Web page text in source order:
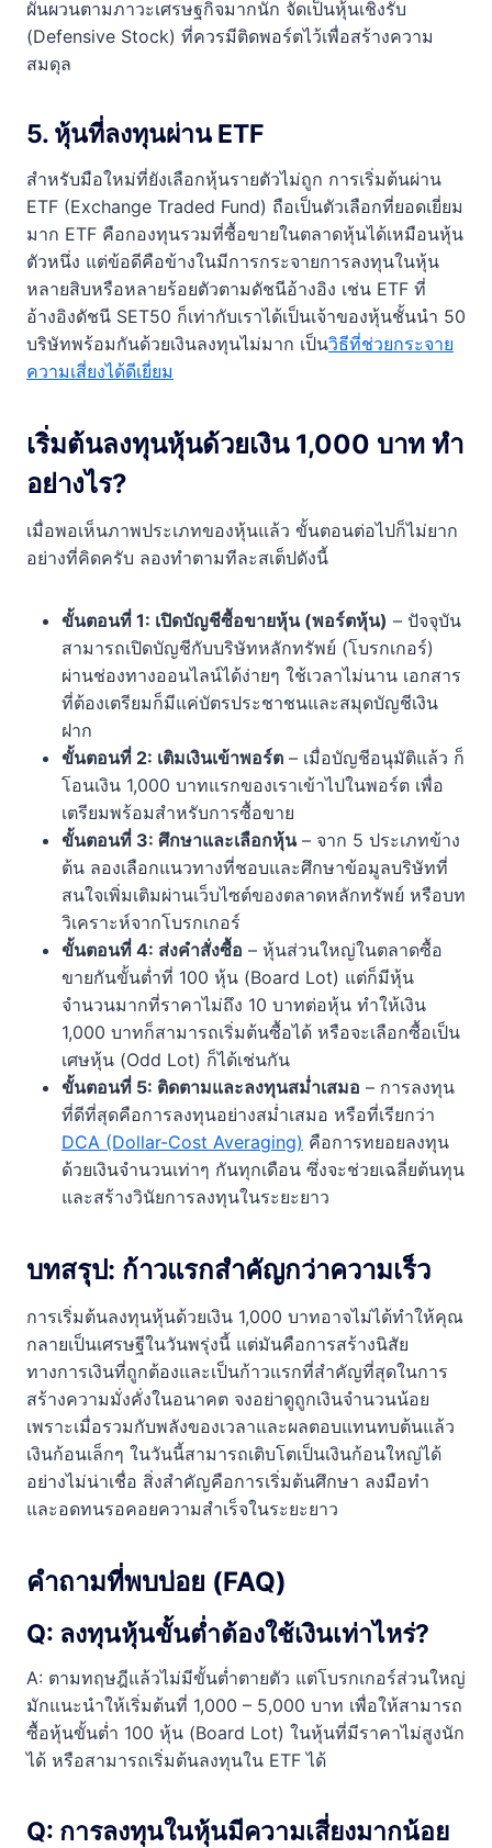
ผันผวนตามภาวะเศรษฐกิจมากนัก จัดเป็นหุ้นเชิงรับ
(Defensive Stock) ที่ควรมีติดพอร์ตไว้เพื่อสร้างความ
สมดุล
5. หุ้นที่ลงทุนผ่าน ETF
สำหรับมือใหม่ที่ยังเลือกหุ้นรายตัวไม่ถูก การเริ่มต้นผ่าน
ETF (Exchange Traded Fund) ถือเป็นตัวเลือกที่ยอดเยี่ยม
มาก ETF คือกองทุนรวมที่ซื้อขายในตลาดหุ้นได้เหมือนหุ้น
ตัวหนึ่ง แต่ข้อดีคือข้างในมีการกระจายการลงทุนในหุ้น
หลายสิบหรือหลายร้อยตัวตามดัชนีอ้างอิง เช่น ETF ที่
อ้างอิงดัชนี SET50 ก็เท่ากับเราได้เป็นเจ้าของหุ้นชั้นนำ 50
บริษัทพร้อมกันด้วยเงินลงทุนไม่มาก เป็นวิธีที่ช่วยกระจาย
ความเสี่ยงได้ดีเยี่ยม
เริ่มต้นลงทุนหุ้นด้วยเงิน 1,000 บาท ทำ
อย่างไร?
เมื่อพอเห็นภาพประเภทของหุ้นแล้ว ขั้นตอนต่อไปก็ไม่ยาก
อย่างที่คิดครับ ลองทำตามทีละสเต็ปดังนี้
ขั้นตอนที่ 1: เปิดบัญชีซื้อขายหุ้น (พอร์ตหุ้น) – ปัจจุบัน
สามารถเปิดบัญชีกับบริษัทหลักทรัพย์ (โบรกเกอร์)
ผ่านช่องทางออนไลน์ได้ง่ายๆ ใช้เวลาไม่นาน เอกสาร
ที่ต้องเตรียมก็มีแค่บัตรประชาชนและสมุดบัญชีเงิน
ฝาก
ขั้นตอนที่ 2: เติมเงินเข้าพอร์ต – เมื่อบัญชีอนุมัติแล้ว ก็
โอนเงิน 1,000 บาทแรกของเราเข้าไปในพอร์ต เพื่อ
เตรียมพร้อมสำหรับการซื้อขาย
ขั้นตอนที่ 3: ศึกษาและเลือกหุ้น– จาก 5 ประเภทข้าง
ต้น ลองเลือกแนวทางที่ชอบและศึกษาข้อมูลบริษัทที่
สนใจเพิ่มเติมผ่านเว็บไซต์ของตลาดหลักทรัพย์ หรือบท
วิเคราะห์จากโบรกเกอร์
ขั้นตอนที่ 4: ส่งคำสั่งซื้อ – หุ้นส่วนใหญ่ในตลาดซื้อ
ขายกันขั้นต่ำที่ 100 หุ้น (Board Lot) แต่ก็มีหุ้น
จำนวนมากที่ราคาไม่ถึง 10 บาทต่อหุ้น ทำให้เงิน
1,000 บาทก็สามารถเริ่มต้นซื้อได้ หรือจะเลือกซื้อเป็น
เศษหุ้น (Odd Lot) ก็ได้เช่นกัน
ขั้นตอนที่ 5: ติดตามและลงทุนสม่ำเสมอ – การลงทุน
ที่ดีที่สุดคือการลงทุนอย่างสม่ำเสมอ หรือที่เรียกว่า
DCA (Dollar-Cost Averaging) คือการทยอยลงทุน
ด้วยเงินจำนวนเท่าๆ กันทุกเดือน ซึ่งจะช่วยเฉลี่ยต้นทุน
และสร้างวินัยการลงทุนในระยะยาว
บทสรุป: ก้าวแรกสำคัญกว่าความเร็ว
การเริ่มต้นลงทุนหุ้นด้วยเงิน 1,000 บาทอาจไม่ได้ทำให้คุณ
กลายเป็นเศรษฐีในวันพรุ่งนี้ แต่มันคือการสร้างนิสัย
ทางการเงินที่ถูกต้องและเป็นก้าวแรกที่สำคัญที่สุดในการ
สร้างความมั่งคั่งในอนาคต จงอย่าดูถูกเงินจำนวนน้อย
เพราะเมื่อรวมกับพลังของเวลาและผลตอบแทนทบต้นแล้ว
เงินก้อนเล็กๆ ในวันนี้สามารถเติบโตเป็นเงินก้อนใหญ่ได้
อย่างไม่น่าเชื่อ สิ่งสำคัญคือการเริ่มต้นศึกษา ลงมือทำ
และอดทนรอคอยความสำเร็จในระยะยาว
คำถามที่พบบ่อย (FAQ)
Q: ลงทุนหุ้นขั้นต่ำต้องใช้เงินเท่าไหร่?
A: ตามทฤษฎีแล้วไม่มีขั้นต่ำตายตัว แต่โบรกเกอร์ส่วนใหญ่
มักแนะนำให้เริ่มต้นที่ 1,000 – 5,000 บาท เพื่อให้สามารถ
ซื้อหุ้นขั้นต่ำ 100 หุ้น (Board Lot) ในหุ้นที่มีราคาไม่สูงนัก
ได้ หรือสามารถเริ่มต้นลงทุนใน ETF ได้
Q: การลงทุนในหุ้นมีความเสี่ยงมากน้อย